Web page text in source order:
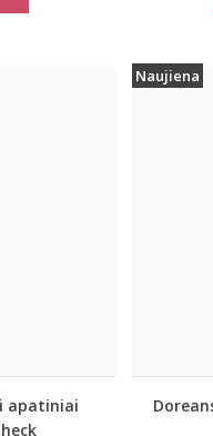
apatiniai
Naujiena